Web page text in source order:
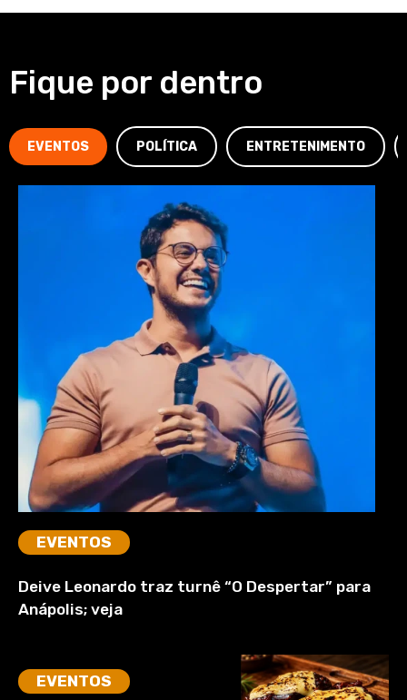
Fique por dentro
EVENTOS POLÍTICA ENTRETENIMENTO
EVENTOS
Deive Leonardo traz turnê “O Despertar” para
Anápolis; veja
EVENTOS